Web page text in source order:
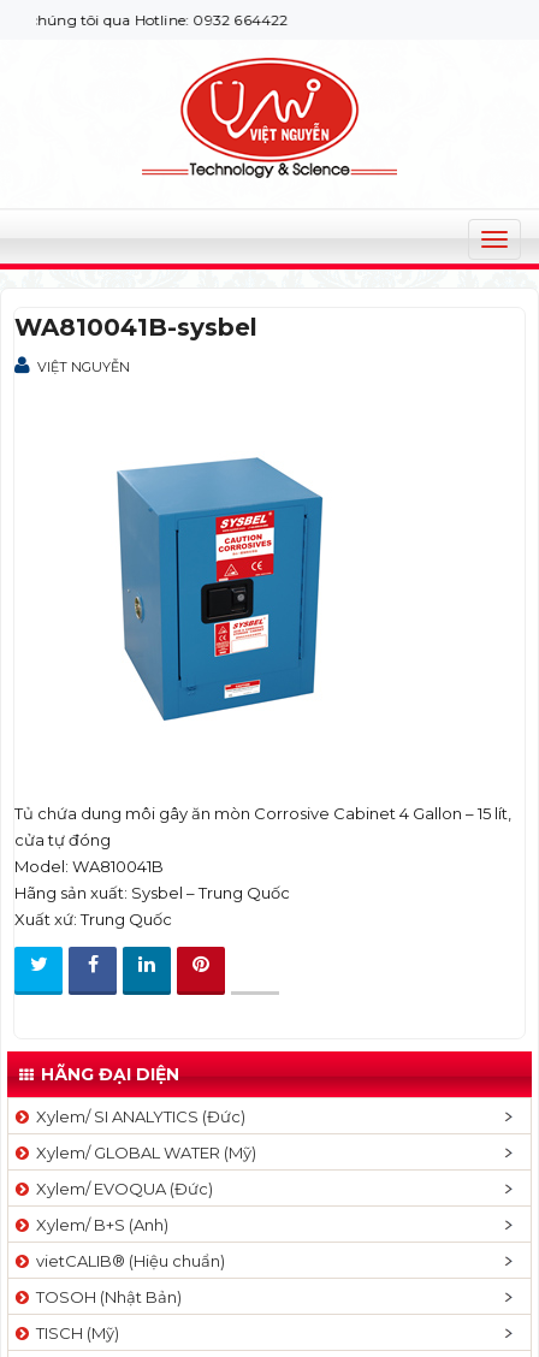
tôi qua Hotline: 0932 664422
T
o
WA810041B-sysbel
VIỆT NGUYỄN
Tủ chứa dung môi gây ăn mòn Corrosive Cabinet 4 Gallon – 15 lít,
cửa tự đóng
Model: WA810041B
Hãng sản xuất: Sysbel – Trung Quốc
Xuất xứ: Trung Quốc
HÃNG ĐẠI DIỆN
Xylem/ SI ANALYTICS (Đức)
Xylem/ GLOBAL WATER (Mỹ)
Xylem/ EVOQUA (Đức)
Xylem/ B+S (Anh)
vietCALIB® (Hiệu chuẩn)
TOSOH (Nhật Bản)
TISCH (Mỹ)